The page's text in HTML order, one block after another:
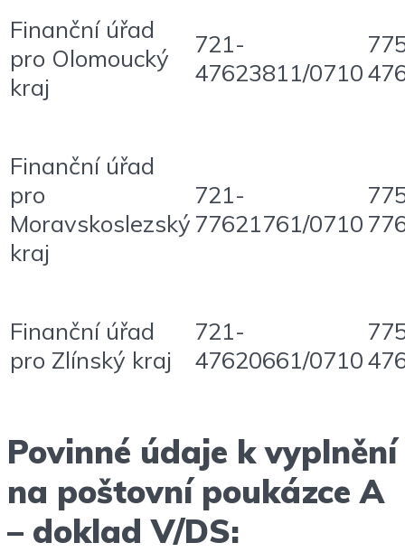
Finanční úřad
pro Olomoucký
kraj
721-
47623811/0710
Finanční úřad
pro
Moravskoslezský
kraj
721-
77621761/0710
Finanční úřad
pro Zlínský kraj
721-
47620661/0710
Povinné údaje k vyplnění
na poštovní poukázce A
– doklad V/DS: